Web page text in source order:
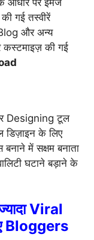
के आधार पर इमेज
गई तस्वीरें
Blog और अन्य
की गई
Designing टूल
डिज़ाइन के लिए
में सक्षम बनाता
घटाने बड़ाने के
Viral
Bloggers